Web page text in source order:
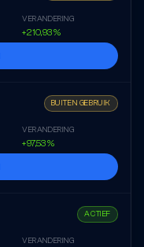
VERANDERING
+210,93 %
BUITEN GEBRUIK
VERANDERING
+97,53 %
ACTIEF
VERANDERING